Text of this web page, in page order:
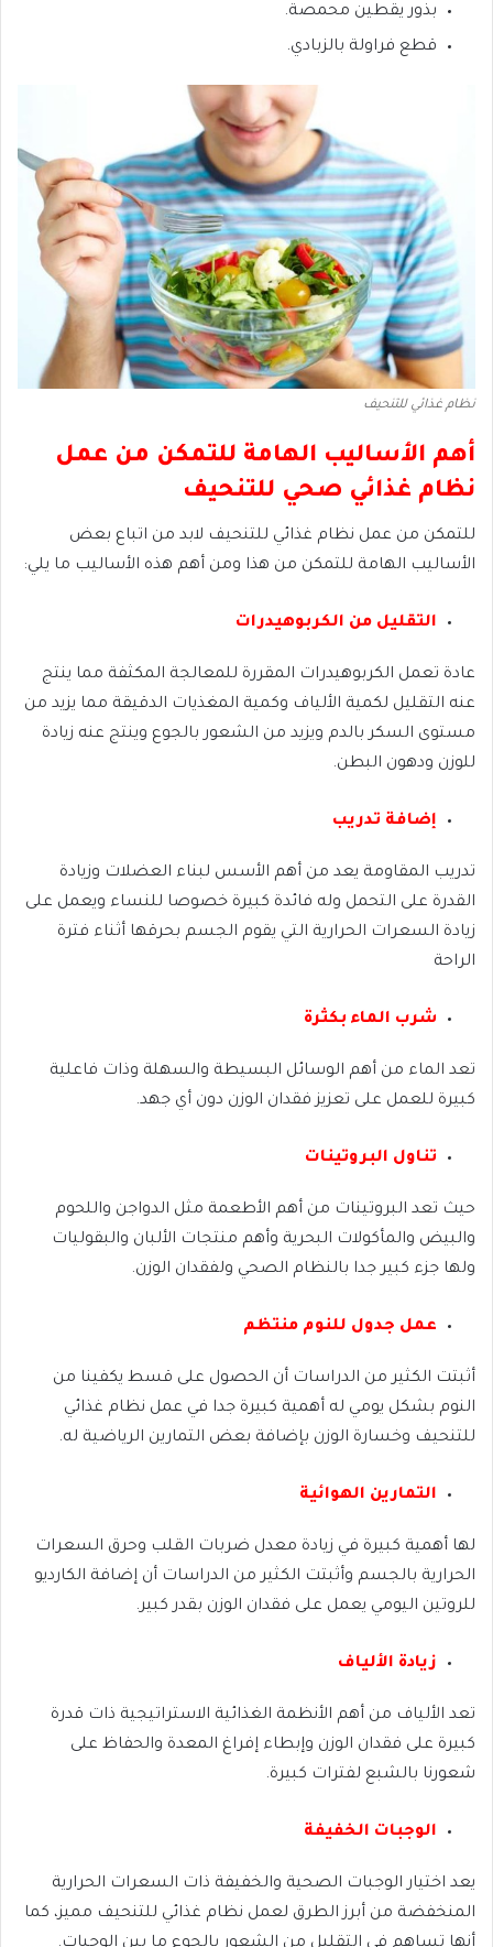
بذور يقطين محمصة.
قطع فراولة بالزبادي.
نظام غذائي للتنحيف
أهم الأساليب الهامة للتمكن من عمل
نظام غذائي صحي للتنحيف
للتمكن من عمل نظام غذائي للتنحيف لابد من اتباع بعض
الأساليب الهامة للتمكن من هذا ومن أهم هذه الأساليب ما يلي:
التقليل من الكربوهيدرات
عادة تعمل الكربوهيدرات المقررة للمعالجة المكثفة مما ينتج
عنه التقليل لكمية الألياف وكمية المغذيات الدقيقة مما يزيد من
مستوى السكر بالدم ويزيد من الشعور بالجوع وينتج عنه زيادة
للوزن ودهون البطن.
إضافة تدريب
تدريب المقاومة يعد من أهم الأسس لبناء العضلات وزيادة
القدرة على التحمل وله فائدة كبيرة خصوصا للنساء ويعمل على
زيادة السعرات الحرارية التي يقوم الجسم بحرقها أثناء فترة
الراحة
شرب الماء بكثرة
تعد الماء من أهم الوسائل البسيطة والسهلة وذات فاعلية
كبيرة للعمل على تعزيز فقدان الوزن دون أي جهد.
تناول البروتينات
حيث تعد البروتينات من أهم الأطعمة مثل الدواجن واللحوم
والبيض والمأكولات البحرية وأهم منتجات الألبان والبقوليات
ولها جزء كبير جدا بالنظام الصحي ولفقدان الوزن.
عمل جدول للنوم منتظم
أثبتت الكثير من الدراسات أن الحصول على قسط يكفينا من
النوم بشكل يومي له أهمية كبيرة جدا في عمل نظام غذائي
للتنحيف وخسارة الوزن بإضافة بعض التمارين الرياضية له.
التمارين الهوائية
لها أهمية كبيرة في زيادة معدل ضربات القلب وحرق السعرات
الحرارية بالجسم وأثبتت الكثير من الدراسات أن إضافة الكارديو
للروتين اليومي يعمل على فقدان الوزن بقدر كبير.
زيادة الألياف
تعد الألياف من أهم الأنظمة الغذائية الاستراتيجية ذات قدرة
كبيرة على فقدان الوزن وإبطاء إفراغ المعدة والحفاظ على
شعورنا بالشبع لفترات كبيرة.
الوجبات الخفيفة
يعد اختيار الوجبات الصحية والخفيفة ذات السعرات الحرارية
المنخفضة من أبرز الطرق لعمل نظام غذائي للتنحيف مميز، كما